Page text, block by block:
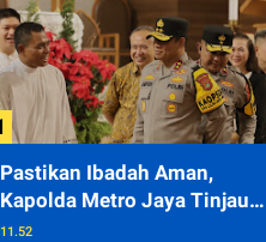
Pastikan Ibadah Aman,
Kapolda Metro Jaya Tinjau
Pengamanan Gereja di Kelapa
11.52